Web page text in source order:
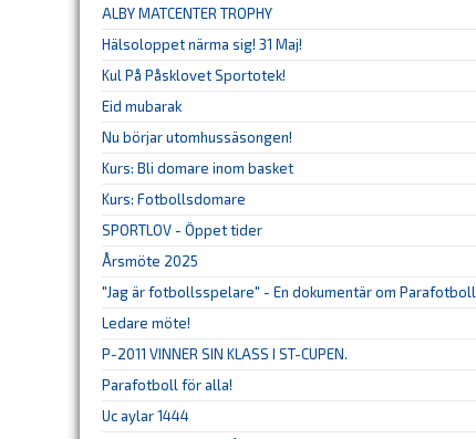
ALBY MATCENTER TROPHY
Hälsoloppet närma sig! 31 Maj!
Kul På Påsklovet Sportotek!
Eid mubarak
Nu börjar utomhussäsongen!
Kurs: Bli domare inom basket
Kurs: Fotbollsdomare
SPORTLOV - Öppet tider
Årsmöte 2025
"Jag är fotbollsspelare" - En dokumentär om Parafotboll
Ledare möte!
P-2011 VINNER SIN KLASS I ST-CUPEN.
Parafotboll för alla!
Uc aylar 1444